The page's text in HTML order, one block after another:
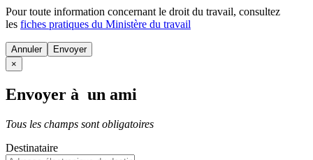
Pour toute information concernant le droit du travail, consultez
les fiches pratiques du Ministère du travail
Annuler
×
Envoyer à un ami
Tous les champs sont obligatoires
Destinataire